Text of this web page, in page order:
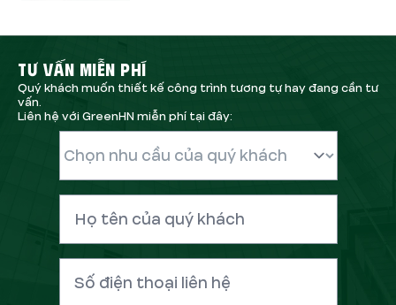
TƯ VẤN MIỄN PHÍ
Quý khách muốn thiết kế công trình tương tự hay đang cần tư
vấn.
Liên hệ với GreenHN miễn phí tại đây: